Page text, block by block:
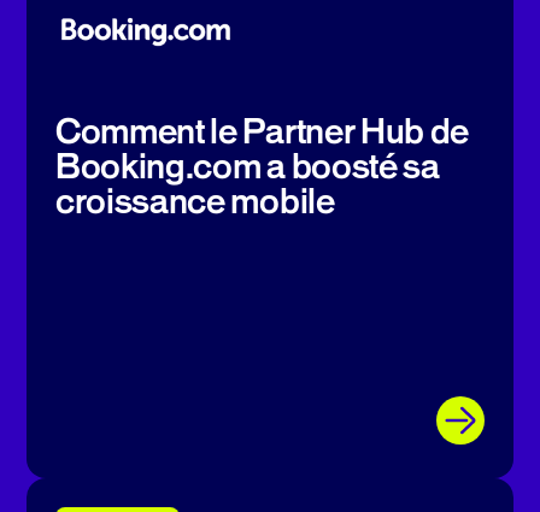
Comment le Partner Hub de
Booking.com a boosté sa
croissance mobile